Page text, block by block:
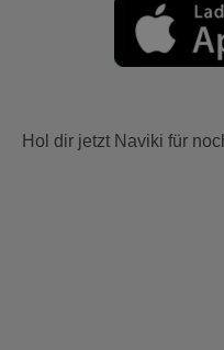
Hol dir jetzt Naviki für